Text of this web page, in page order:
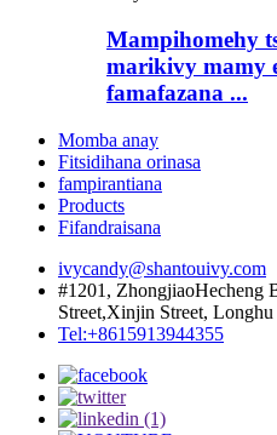
Mampihomehy
marikivy mamy
famafazana ...
Momba anay
Fitsidihana orinasa
fampirantiana
Products
Fifandraisana
ivycandy@shantouivy.com
#1201, ZhongjiaoHecheng
Street,Xinjin Street,
Tel:+8615913944355